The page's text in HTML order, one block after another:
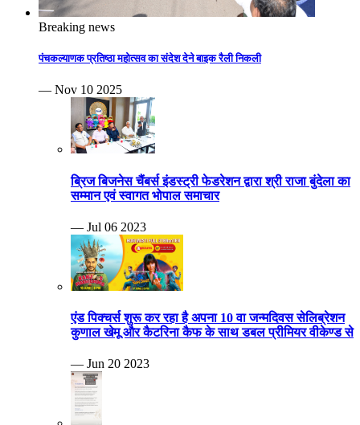
Breaking news
पंचकल्याणक प्रतिष्ठा महोत्सव का संदेश देने बाइक रैली निकली
— Nov 10 2025
ब्रिज बिजनेस चैंबर्स इंडस्ट्री फेडरेशन द्वारा श्री राजा बुंदेला का
सम्मान एवं स्वागत भोपाल समाचार
— Jul 06 2023
एंड पिक्चर्स शुरू कर रहा है अपना 10 वा जन्मदिवस सेलिब्रेशन
कुणाल खेमू और कैटरिना कैफ के साथ डबल प्रीमियर वीकेण्ड से
— Jun 20 2023